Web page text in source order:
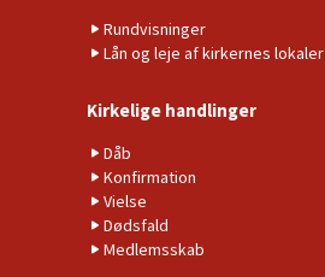
Rundvisninger
Lån og leje af kirkernes lokaler
Kirkelige handlinger
Dåb
Konfirmation
Vielse
Dødsfald
Medlemsskab